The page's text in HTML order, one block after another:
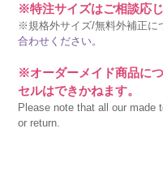
※特注サイズはご相談応じ
※規格外サイズ/無料外補正に
合わせください。
※オーダーメイド商品に
セルはできかねます。
Please note that all our made
or return.